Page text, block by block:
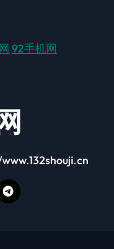
92手机网